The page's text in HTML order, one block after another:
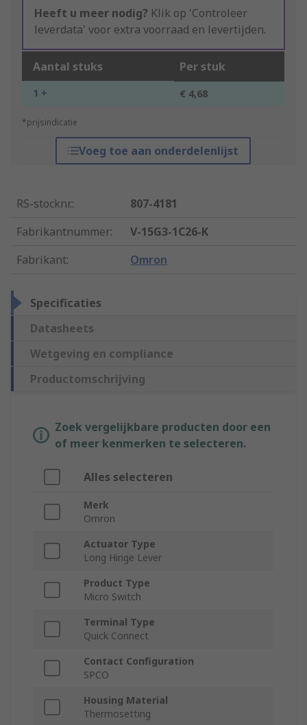
Heeft u meer nodig? Klik op 'Controleer
leverdata' voor extra voorraad en levertijden.
Aantal stuks Per stuk
1 + € 4,68
*prijsindicatie
Voeg toe aan onderdelenlijst
RS-stocknr.:
807-4181
Fabrikantnummer:
V-15G3-1C26-K
Fabrikant: Omron
Specificaties
Datasheets
Wetgeving en compliance
Productomschrijving
Zoek vergelijkbare producten door een
of meer kenmerken te selecteren.
Alles selecteren
Merk
Omron
Actuator Type
Long Hinge Lever
Product Type
Micro Switch
Terminal Type
Quick Connect
Contact Configuration
SPCO
Housing Material
Thermosetting